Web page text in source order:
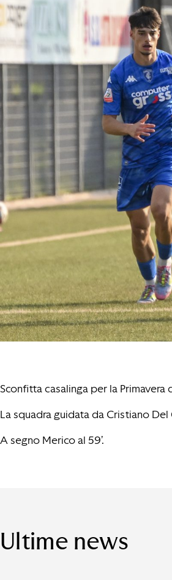
Sconfitta casalinga per la Primavera
La squadra guidata da Cristiano
A segno Merico al 59’.
Ultime news